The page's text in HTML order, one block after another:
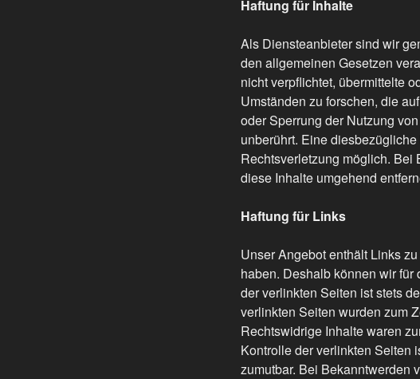
Haftung für Inhalte
Als Diensteanbieter sind wir
den allgemeinen Gesetzen
nicht verpflichtet, übermittelte
Umständen zu forschen, die
oder Sperrung der Nutzung
unberührt. Eine
Rechtsverletzung möglich.
diese Inhalte umgehend
Haftung für Links
Unser Angebot enthält Links
haben. Deshalb können wir
der verlinkten Seiten ist stets
verlinkten Seiten wurden zum
Rechtswidrige Inhalte waren
Kontrolle der verlinkten Seiten
zumutbar. Bei Bekanntwerden